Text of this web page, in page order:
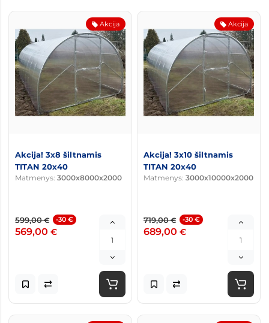
Akcija
Akcija! 3x8 šiltnamis
TITAN 20x40
Matmenys: 3000x8000x2000
599,00€ -30 €
569,00 €
Akcija
Akcija! 3x10 šiltnamis
TITAN 20x40
Matmenys: 3000x10000x2000
719,00€ -30 €
689,00 €